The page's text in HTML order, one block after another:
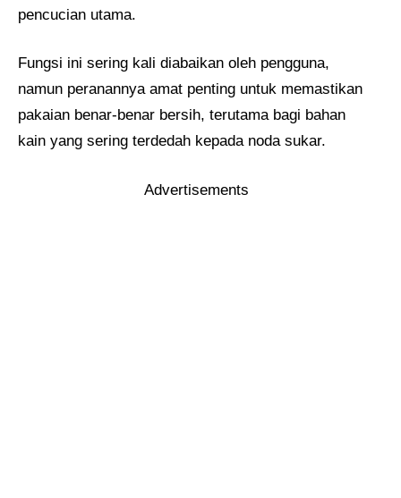
pencucian utama.
Fungsi ini sering kali diabaikan oleh pengguna,
namun peranannya amat penting untuk memastikan
pakaian benar-benar bersih, terutama bagi bahan
kain yang sering terdedah kepada noda sukar.
Advertisements